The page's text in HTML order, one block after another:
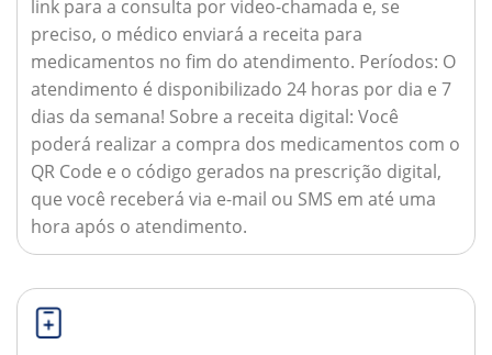
link para a consulta por video-chamada e, se
preciso, o médico enviará a receita para
medicamentos no fim do atendimento. Períodos: O
atendimento é disponibilizado 24 horas por dia e 7
dias da semana! Sobre a receita digital: Você
poderá realizar a compra dos medicamentos com o
QR Code e o código gerados na prescrição digital,
que você receberá via e-mail ou SMS em até uma
hora após o atendimento.